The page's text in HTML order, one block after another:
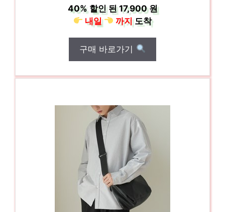
40%할인 된17,900 원
내일
까지도착
구매 바로가기